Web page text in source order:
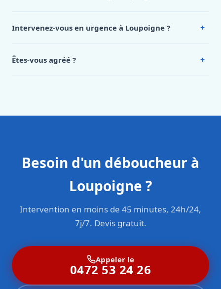
Loupoigne, appelez le 0472 53 24 26.
Intervenez-vous en urgence à Loupoigne ? +
Êtes-vous agréé ? +
Besoin d'un déboucheur à
Loupoigne ?
Intervention en moins de 45 minutes, 24h/24,
7j/7. Devis gratuit.
Appeler le
0472 53 24 26